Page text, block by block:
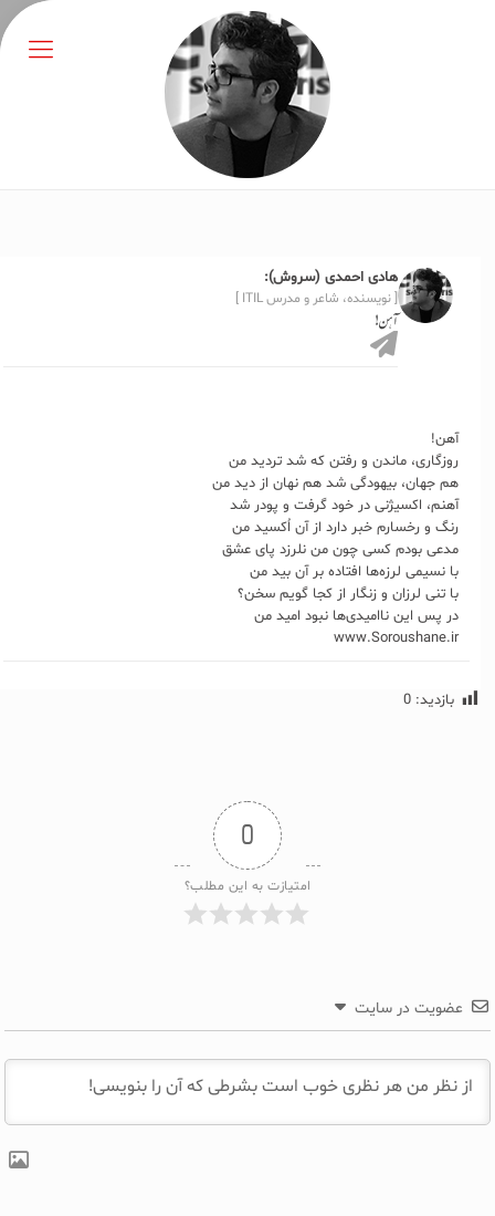
هادی احمدی (سروش):
[ نویسنده، شاعر و مدرس ITIL ]
آهن!
آهن!
روزگاری، ماندن و رفتن که شد تردید من
هم جهان، بیهودگی شد هم نهان از دید من
آهنم، اکسیژنی در خود گرفت و پودر شد
رنگ و رخسارم خبر دارد از آن اُکسید من
مدعی بودم کسی چون من نلرزد پای عشق
با نسیمی لرزه‌ها افتاده بر آن بید من
با تنی لرزان و زنگار از کجا گویم سخن؟
در پس این ناامید‌ی‌ها نبود امید من
www.Soroushane.ir
بازدید: 0
0
امتیازت به این مطلب؟
عضویت در سایت